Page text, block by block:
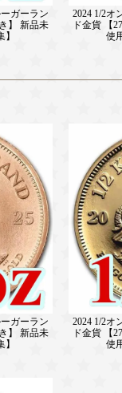
ガーラン
】 新品未
2024 1/2オ
ド金貨 【
使
ガーラン
】 新品未
2024 1/2オ
ド金貨 【
使